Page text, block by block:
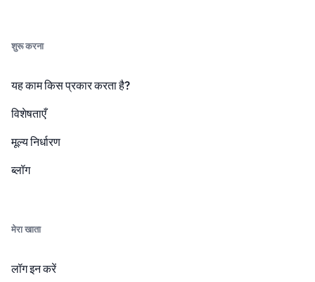
शुरू करना
यह काम किस प्रकार करता है?
विशेषताएँ
मूल्य निर्धारण
ब्लॉग
मेरा खाता
लॉग इन करें